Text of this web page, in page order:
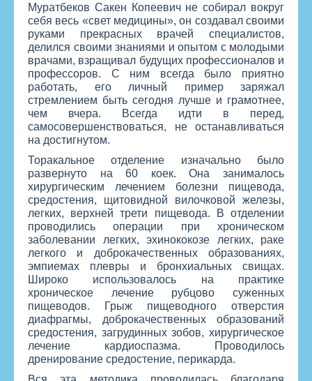
Муратбеков Сакен Копеевич не собирал вокруг
себя весь «свет медицины», он создавал своими
руками прекрасных врачей специалистов,
делился своими знаниями и опытом с молодыми
врачами, взращивал будущих профессионалов и
профессоров. С ним всегда было приятно
работать, его личный пример заряжал
стремлением быть сегодня лучше и грамотнее,
чем вчера. Всегда идти в перед,
самосовершенствоваться, не останавливаться
на достигнутом.
Торакальное отделение изначально было
развернуто на 60 коек. Она занималось
хирургическим лечением болезни пищевода,
средостения, щитовидной вилочковой железы,
легких, верхней трети пищевода. В отделении
проводились операции при хроническом
заболевании легких, эхинококозе легких, раке
легкого и доброкачественных образованиях,
эмпиемах плевры и бронхиальных свищах.
Широко использовалось на практике
хроническое лечение рубцово суженных
пищеводов. Грыж пищеводного отверстия
диафрагмы, доброкачественных образований
средостения, загрудинных зобов, хирургическое
лечение кардиоспазма. Проводилось
дренирование средостение, перикарда.